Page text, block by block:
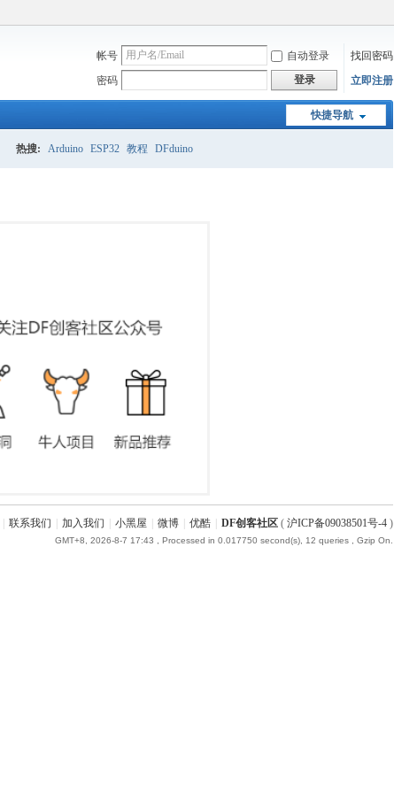
帐号 自动登录
找回密码
密码
登录 立即注册
快捷导航
热搜: Arduino ESP32 教程 DFduino
联系我们 加入我们 小黑屋 微博 优酷 DF创客社区 ( 沪ICP备09038501号-4 )
GMT+8, 2026-8-7 17:43 , Processed in 0.017750 second(s), 12 queries , Gzip On.